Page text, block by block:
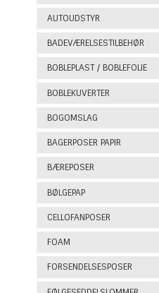
AUTOUDSTYR
BADEVÆRELSESTILBEHØR
BOBLEPLAST / BOBLEFOLIE
BOBLEKUVERTER
BOGOMSLAG
BAGERPOSER PAPIR
BÆREPOSER
BØLGEPAP
CELLOFANPOSER
FOAM
FORSENDELSESPOSER